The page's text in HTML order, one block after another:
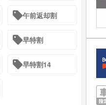
午前返却割
早特割
早特割14